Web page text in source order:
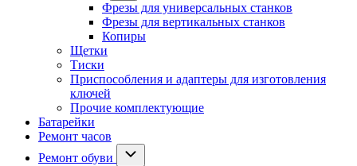
Фрезы для универсальных станков
Фрезы для вертикальных станков
Копиры
Щетки
Тиски
Приспособления и адаптеры для изготовления
ключей
Прочие комплектующие
Батарейки
Ремонт часов
Ремонт обуви